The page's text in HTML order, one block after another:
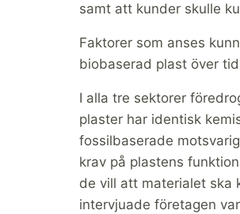
samt att kunder skulle
Faktorer som anses
biobaserad plast över
I alla tre sektorer
plaster har identisk
fossilbaserade
krav på plastens
de vill att materialet ska
intervjuade företagen